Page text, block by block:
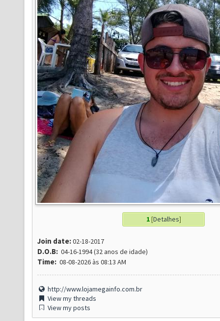
1[Detalhes]
Join date:02-18-2017
D.O.B: 04-16-1994 (32 anos de idade)
Time: 08-08-2026 às 08:13 AM
http://www.lojamegainfo.com.br
View my threads
View my posts